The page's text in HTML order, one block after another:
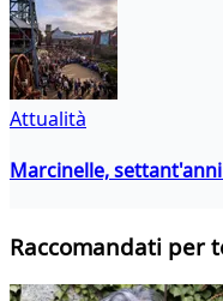
Attualità
Marcinelle,
Raccomandati per